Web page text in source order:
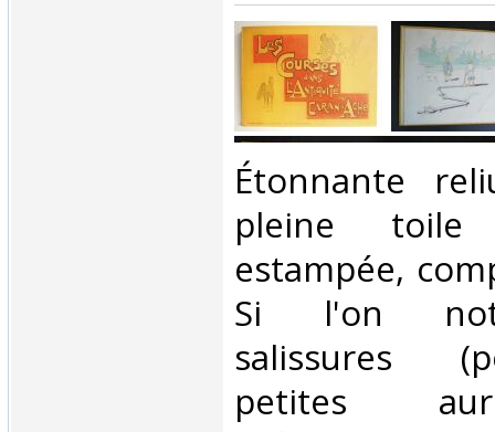
‎Étonnante
pleine
estampée,
Si l'on
salissures
petites